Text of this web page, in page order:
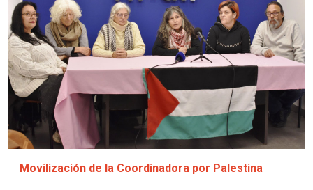
Movilización de la Coordinadora por Palestina